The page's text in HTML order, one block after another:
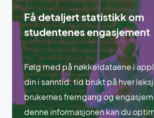
Få detaljert statistikk om
studentenes engasjement
Følg med på nøkkeldataene i
din i sanntid: tid brukt på hver
brukernes fremgang og
denne informasjonen kan du